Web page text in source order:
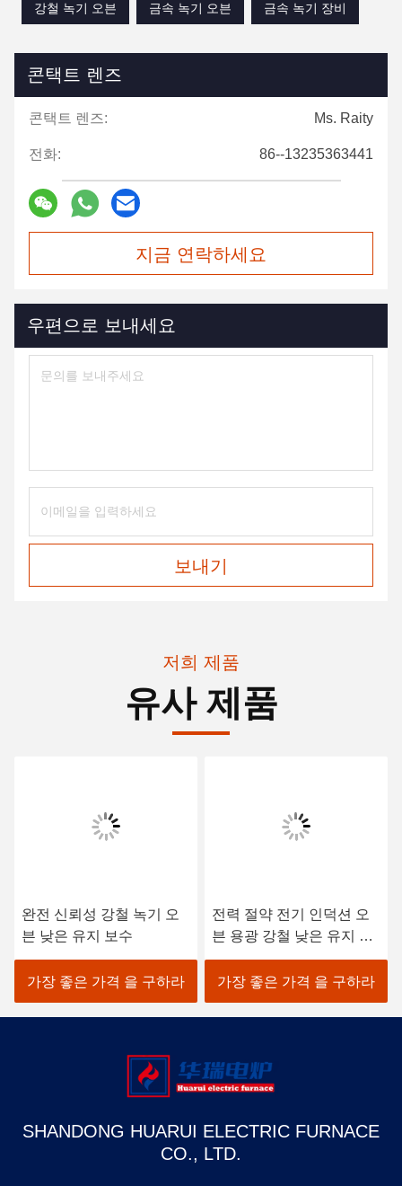
강철 녹기 오븐
금속 녹기 오븐 금속 녹기 장비
콘택트 렌즈
콘택트 렌즈: Ms. Raity
전화: 86--13235363441
지금 연락하세요
우편으로 보내세요
보내기
저희 제품
유사 제품
완전 신뢰성 강철 녹기 오
븐 낮은 유지 보수
가장 좋은 가격 을 구하라
전력 절약 전기 인덕션 오
븐 용광 강철 낮은 유지 보
수
가장 좋은 가격 을 구하라
SHANDONG HUARUI ELECTRIC FURNACE
CO., LTD.